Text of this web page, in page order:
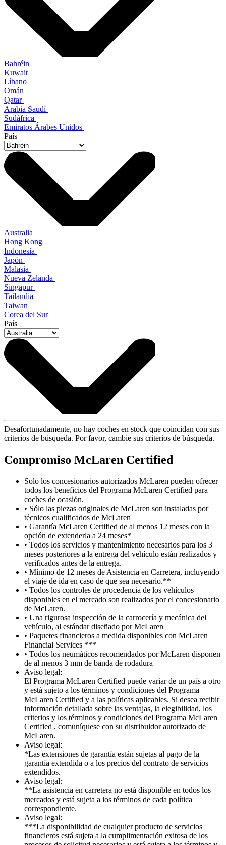
Bahréin
Kuwait
Líbano
Omán
Qatar
Arabia Saudí
Sudáfrica
Emiratos Árabes Unidos
País
Australia
Hong Kong
Indonesia
Japón
Malasia
Nueva Zelanda
Singapur
Tailandia
Taiwan
Corea del Sur
País
Desafortunadamente, no hay coches en stock que coincidan con sus
criterios de búsqueda. Por favor, cambie sus criterios de búsqueda.
Compromiso McLaren Certified
Solo los concesionarios autorizados McLaren pueden ofrecer
todos los beneficios del Programa McLaren Certified para
coches de ocasión.
• Sólo las piezas originales de McLaren son instaladas por
técnicos cualificados de McLaren
• Garantía McLaren Certified de al menos 12 meses con la
opción de extenderla a 24 meses*
• Todos los servicios y mantenimiento necesarios para los 3
meses posteriores a la entrega del vehículo están realizados y
verificados antes de la entrega.
• Mínimo de 12 meses de Asistencia en Carretera, incluyendo
el viaje de ida en caso de que sea necesario.**
• Todos los controles de procedencia de los vehículos
disponibles en el mercado son realizados por el concesionario
de McLaren.
• Una rigurosa inspección de la carrocería y mecánica del
vehículo, al estándar diseñado por McLaren
• Paquetes financieros a medida disponibles con McLaren
Financial Services ***
• Todos los neumáticos recomendados por McLaren disponen
de al menos 3 mm de banda de rodadura
Aviso legal:
El Programa McLaren Certified puede variar de un país a otro
y está sujeto a los términos y condiciones del Programa
McLaren Certified y a las políticas aplicables. Si desea recibir
información detallada sobre las ventajas, la elegibilidad, los
criterios y los términos y condiciones del Programa McLaren
Certified , comuníquese con su distribuidor autorizado de
McLaren.
Aviso legal:
*Las extensiones de garantía están sujetas al pago de la
garantía extendida o a los precios del contrato de servicios
extendidos.
Aviso legal:
**La asistencia en carretera no está disponible en todos los
mercados y está sujeta a los términos de cada política
correspondiente.
Aviso legal:
***La disponibilidad de cualquier producto de servicios
financieros está sujeta a la cumplimentación exitosa de los